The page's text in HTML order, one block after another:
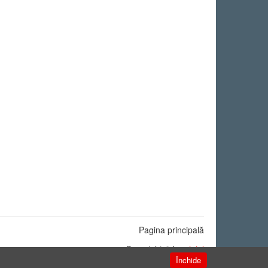
Pagina principală
Copyright © byninigi
Închide